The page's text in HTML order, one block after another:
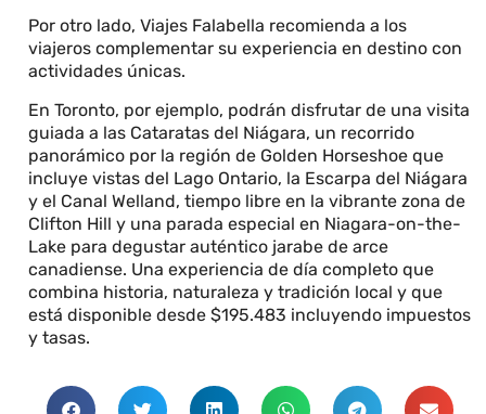
Por otro lado, Viajes Falabella recomienda a los
viajeros complementar su experiencia en destino con
actividades únicas.
En Toronto, por ejemplo, podrán disfrutar de una visita
guiada a las Cataratas del Niágara, un recorrido
panorámico por la región de Golden Horseshoe que
incluye vistas del Lago Ontario, la Escarpa del Niágara
y el Canal Welland, tiempo libre en la vibrante zona de
Clifton Hill y una parada especial en Niagara-on-the-
Lake para degustar auténtico jarabe de arce
canadiense. Una experiencia de día completo que
combina historia, naturaleza y tradición local y que
está disponible desde $195.483 incluyendo impuestos
y tasas.